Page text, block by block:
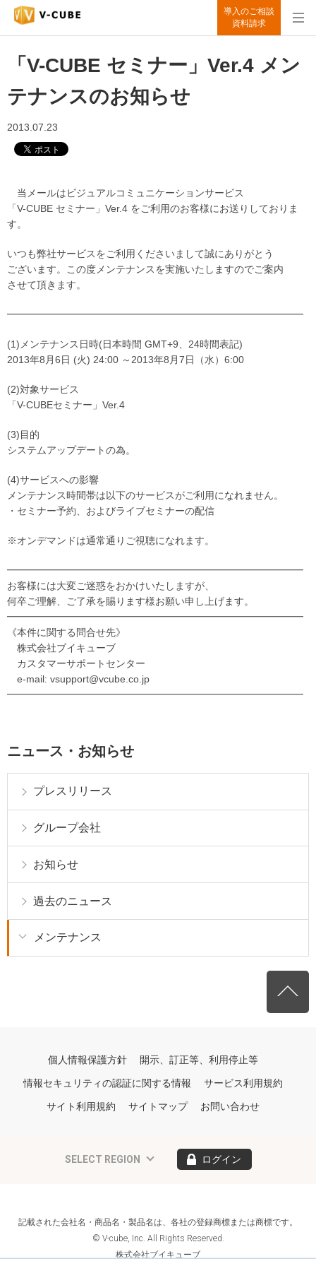
導入のご相談
資料請求
「V-CUBE セミナー」Ver.4 メン
テナンスのお知らせ
2013.07.23
当メールはビジュアルコミュニケーションサービス
「V-CUBE セミナー」Ver.4 をご利用のお客様にお送りしておりま
す。
いつも弊社サービスをご利用くださいまして誠にありがとう
ございます。この度メンテナンスを実施いたしますのでご案内
させて頂きます。
━━━━━━━━━━━━━━━━━━━━━━━━━━━━━━
(1)メンテナンス日時(日本時間 GMT+9、24時間表記)
2013年8月6日 (火) 24:00 ～2013年8月7日（水）6:00
(2)対象サービス
「V-CUBEセミナー」Ver.4
(3)目的
システムアップデートの為。
(4)サービスへの影響
メンテナンス時間帯は以下のサービスがご利用になれません。
・セミナー予約、およびライブセミナーの配信
※オンデマンドは通常通りご視聴になれます。
━━━━━━━━━━━━━━━━━━━━━━━━━━━━━━
お客様には大変ご迷惑をおかけいたしますが、
何卒ご理解、ご了承を賜ります様お願い申し上げます。
━━━━━━━━━━━━━━━━━━━━━━━━━━━━━━
《本件に関する問合せ先》
株式会社ブイキューブ
カスタマーサポートセンター
e-mail: vsupport@vcube.co.jp
━━━━━━━━━━━━━━━━━━━━━━━━━━━━━━
ニュース・お知らせ
プレスリリース
グループ会社
お知らせ
過去のニュース
メンテナンス
個人情報保護方針 開示、訂正等、利用停止等
情報セキュリティの認証に関する情報 サービス利用規約
サイト利用規約 サイトマップ お問い合わせ
SELECT REGION ログイン
記載された会社名・商品名・製品名は、各社の登録商標または商標です。
© V-cube, Inc. All Rights Reserved.
株式会社ブイキューブ